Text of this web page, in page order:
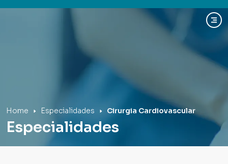
Home Especialidades Cirurgia Cardiovascular
Especialidades